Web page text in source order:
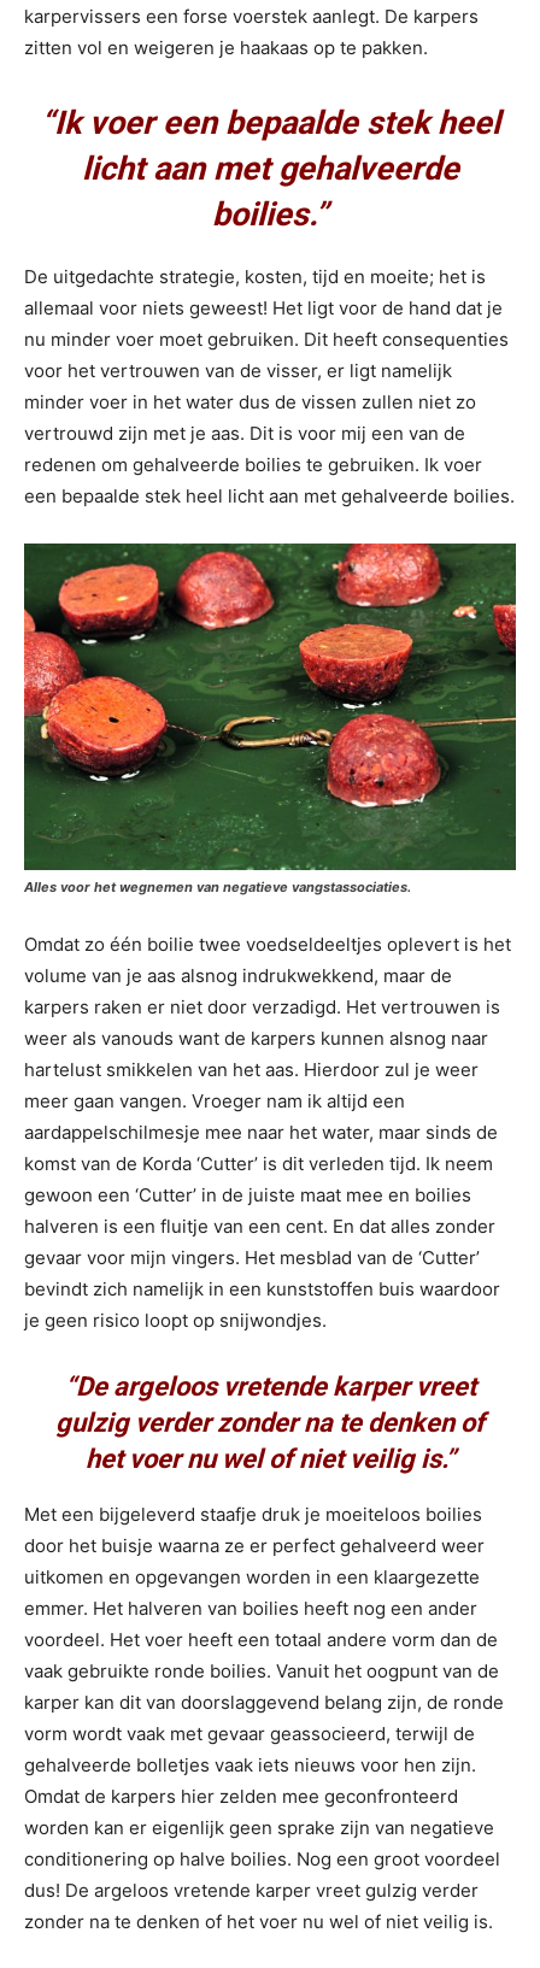
karpervissers een forse voerstek aanlegt. De karpers
zitten vol en weigeren je haakaas op te pakken.
“Ik voer een bepaalde stek heel
licht aan met gehalveerde
boilies.”
De uitgedachte strategie, kosten, tijd en moeite; het is
allemaal voor niets geweest! Het ligt voor de hand dat je
nu minder voer moet gebruiken. Dit heeft consequenties
voor het vertrouwen van de visser, er ligt namelijk
minder voer in het water dus de vissen zullen niet zo
vertrouwd zijn met je aas. Dit is voor mij een van de
redenen om gehalveerde boilies te gebruiken. Ik voer
een bepaalde stek heel licht aan met gehalveerde boilies.
Alles voor het wegnemen van negatieve vangstassociaties.
Omdat zo één boilie twee voedseldeeltjes oplevert is het
volume van je aas alsnog indrukwekkend, maar de
karpers raken er niet door verzadigd. Het vertrouwen is
weer als vanouds want de karpers kunnen alsnog naar
hartelust smikkelen van het aas. Hierdoor zul je weer
meer gaan vangen. Vroeger nam ik altijd een
aardappelschilmesje mee naar het water, maar sinds de
komst van de Korda ‘Cutter’ is dit verleden tijd. Ik neem
gewoon een ‘Cutter’ in de juiste maat mee en boilies
halveren is een fluitje van een cent. En dat alles zonder
gevaar voor mijn vingers. Het mesblad van de ‘Cutter’
bevindt zich namelijk in een kunststoffen buis waardoor
je geen risico loopt op snijwondjes.
“De argeloos vretende karper vreet
gulzig verder zonder na te denken of
het voer nu wel of niet veilig is.”
Met een bijgeleverd staafje druk je moeiteloos boilies
door het buisje waarna ze er perfect gehalveerd weer
uitkomen en opgevangen worden in een klaargezette
emmer. Het halveren van boilies heeft nog een ander
voordeel. Het voer heeft een totaal andere vorm dan de
vaak gebruikte ronde boilies. Vanuit het oogpunt van de
karper kan dit van doorslaggevend belang zijn, de ronde
vorm wordt vaak met gevaar geassocieerd, terwijl de
gehalveerde bolletjes vaak iets nieuws voor hen zijn.
Omdat de karpers hier zelden mee geconfronteerd
worden kan er eigenlijk geen sprake zijn van negatieve
conditionering op halve boilies. Nog een groot voordeel
dus! De argeloos vretende karper vreet gulzig verder
zonder na te denken of het voer nu wel of niet veilig is.